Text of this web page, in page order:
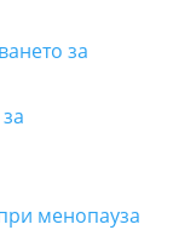
за
менопауза